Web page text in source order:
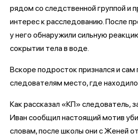
рядом со следственной группой и
интерес к расследованию. После
у него обнаружили сильную
сокрытии тела в воде.
Вскоре подросток признался и сам
следователям место, где
Как рассказал «КП» следователь,
Иван сообщил настоящий мотив
словам, после школы они с Женей